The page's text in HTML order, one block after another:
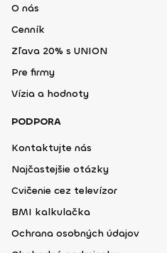
O nás
Cenník
Zľava 20% s UNION
Pre firmy
Vízia a hodnoty
PODPORA
Kontaktujte nás
Najčastejšie otázky
Cvičenie cez televízor
BMI kalkulačka
Ochrana osobných údajov